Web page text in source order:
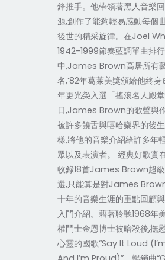
鋒推手。他帶領著黑人音樂
源,創作了能夠輕易感動每個
後世的精采旋律。在Joel
1942-1999節奏藍調單曲排
中,James Brown高居所有
名,’82年葛萊美獎頒給他終身
年更光榮入選「搖滾名人殿
日,James Brown的歌聲與
被許多饒舌與嘻哈樂界的後
樣,將他的音樂介紹給許多年
眾以及表演者。 經典好歌實
收錄18首James Brown超
選,只能算是對James
十年的音樂生涯的重點回顧
入門介紹。藉著聆聽1968年
權鬥士金恩博士被暗殺後,撫
心靈的國歌“Say It Loud